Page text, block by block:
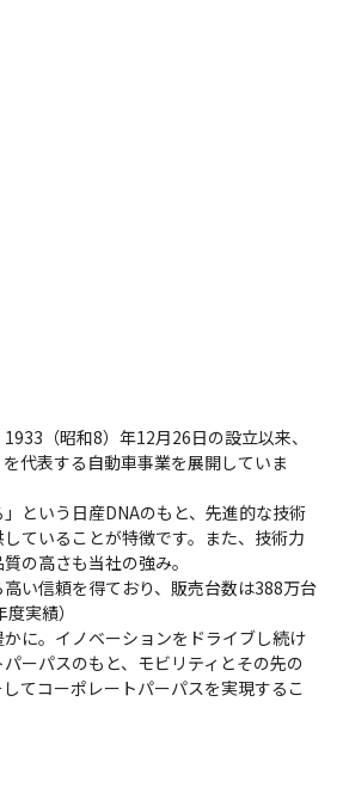
（昭和8）年12月26日の設立以来、
を代表する自動車事業を展開していま
」という日産DNAのもと、先進的な技術
ていることが特徴です。また、技術力
の高さも当社の強み。
い信頼を得ており、販売台数は388万台
実績）
に。イノベーションをドライブし続け
ーパスのもと、モビリティとその先の
てコーポレートパーパスを実現するこ